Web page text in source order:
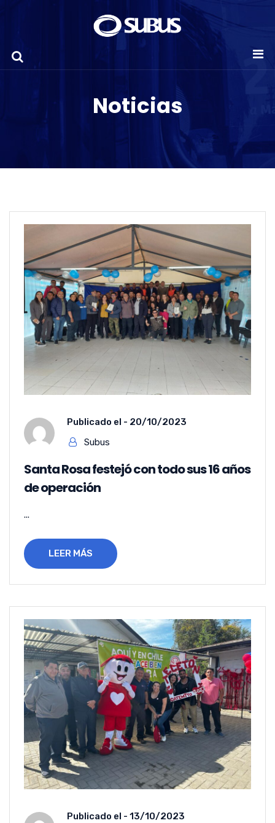
Noticias
Publicado el - 20/10/2023
Subus
Santa Rosa festejó con todo sus 16 años
de operación
...
LEER MÁS
Publicado el - 13/10/2023